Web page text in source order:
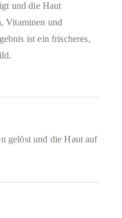
und die Haut
Vitaminen und
ist ein frischeres,
gelöst und die Haut auf